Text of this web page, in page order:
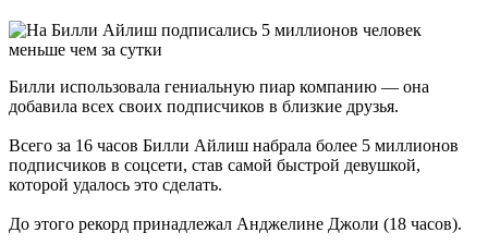
Билли использовала гениальную пиар компанию — она
добавила всех своих подписчиков в близкие друзья.
Всего за 16 часов Билли Айлиш набрала более 5 миллионов
подписчиков в соцсети, став самой быстрой девушкой,
которой удалось это сделать.
До этого рекорд принадлежал Анджелине Джоли (18 часов).